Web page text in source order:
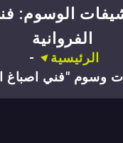
الوسوم:
الفروانية
الرئيسية
-
وسوم "فني اصباغ